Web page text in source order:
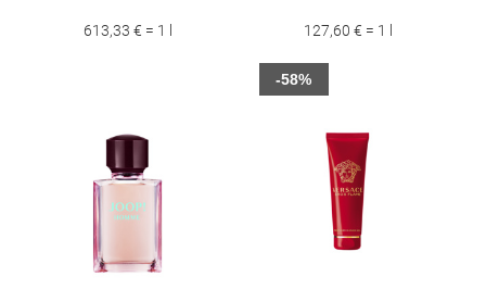
613,33 € = 1 l 127,60 € = 1 l
-58%